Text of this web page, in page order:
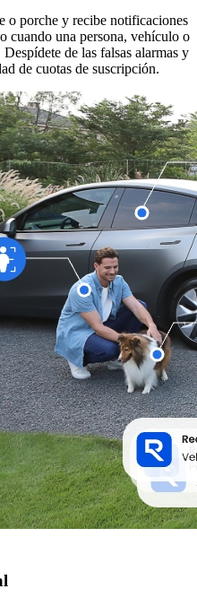
o porche y recibe notificaciones
cuando una persona, vehículo o
de las falsas alarmas y
de cuotas de suscripción.